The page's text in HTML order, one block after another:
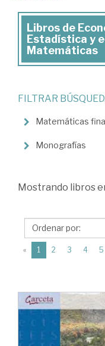
Libros
de
Economía
Estadística
y
>
Libros de
Estadística y
Matemáticas
FILTRAR
Matemáticas
Monografías
Mostrando libros
« 1 (current)
2 3 4 5